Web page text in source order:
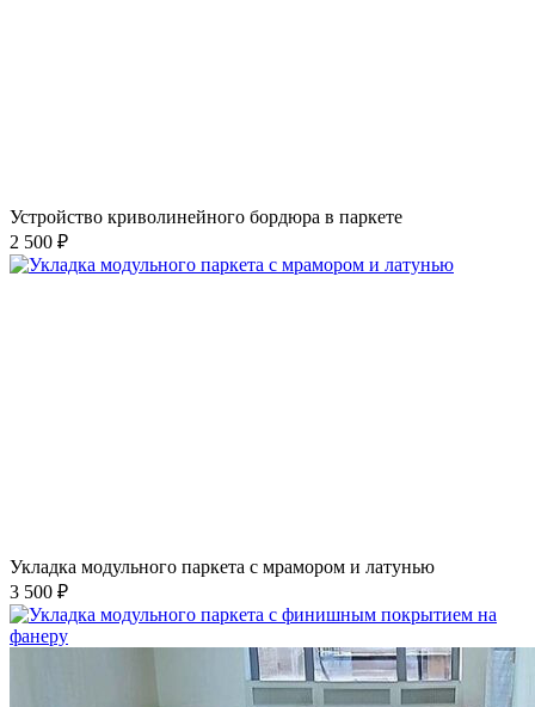
Устройство криволинейного бордюра в паркете
2 500 ₽
Укладка модульного паркета с мрамором и латунью
3 500 ₽